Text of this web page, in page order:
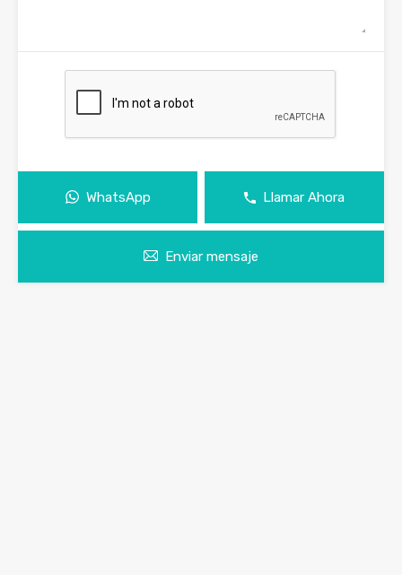
WhatsApp Llamar Ahora
Enviar mensaje